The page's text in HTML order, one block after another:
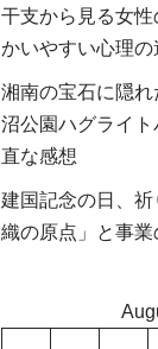
干支から見る女
かいやすい心理の
湘南の宝石に隠
沼公園ハグライ
直な感想
建国記念の日、
織の原点」と事業